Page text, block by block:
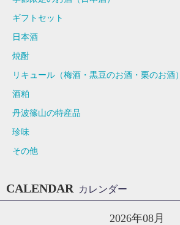
ギフトセット
日本酒
焼酎
リキュール（梅酒・黒豆のお酒・栗のお酒）
酒粕
丹波篠山の特産品
珍味
その他
CALENDAR カレンダー
2026年08月